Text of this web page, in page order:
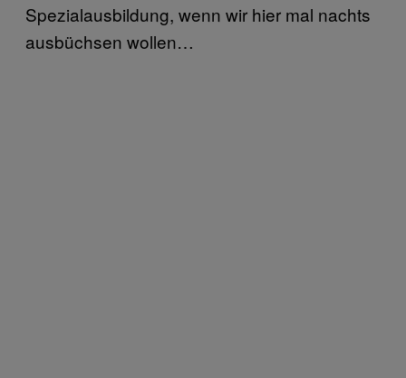
Spezialausbildung, wenn wir hier mal nachts
ausbüchsen wollen…